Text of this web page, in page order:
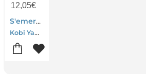
12,05€
S'emerveiller : Comment Savourer Les Petits Bonheurs De La Vie
Kobi Yamada-Charles Santoso